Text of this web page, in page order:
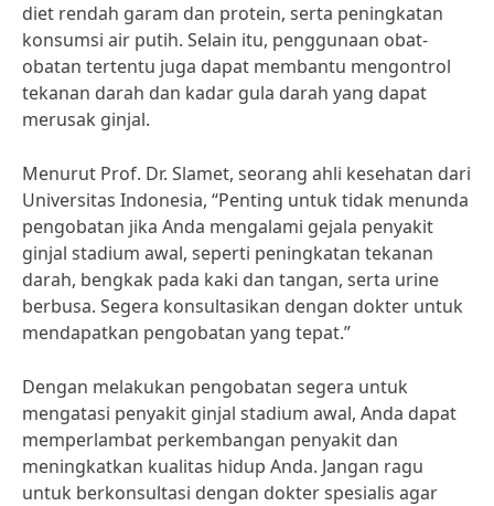
diet rendah garam dan protein, serta peningkatan
konsumsi air putih. Selain itu, penggunaan obat-
obatan tertentu juga dapat membantu mengontrol
tekanan darah dan kadar gula darah yang dapat
merusak ginjal.
Menurut Prof. Dr. Slamet, seorang ahli kesehatan dari
Universitas Indonesia, “Penting untuk tidak menunda
pengobatan jika Anda mengalami gejala penyakit
ginjal stadium awal, seperti peningkatan tekanan
darah, bengkak pada kaki dan tangan, serta urine
berbusa. Segera konsultasikan dengan dokter untuk
mendapatkan pengobatan yang tepat.”
Dengan melakukan pengobatan segera untuk
mengatasi penyakit ginjal stadium awal, Anda dapat
memperlambat perkembangan penyakit dan
meningkatkan kualitas hidup Anda. Jangan ragu
untuk berkonsultasi dengan dokter spesialis agar